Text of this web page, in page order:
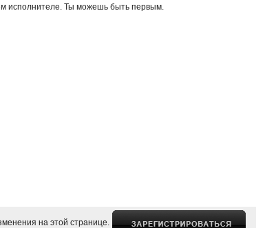
исполнителе. Ты можешь быть первым.
на этой странице.